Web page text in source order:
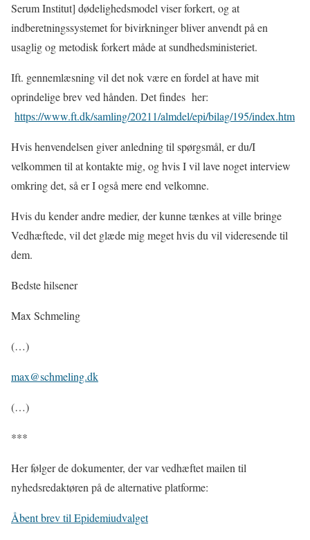
Serum Institut] dødelighedsmodel viser forkert, og at
indberetningssystemet for bivirkninger bliver anvendt på en
usaglig og metodisk forkert måde at sundhedsministeriet.
Ift. gennemlæsning vil det nok være en fordel at have mit
oprindelige brev ved hånden. Det findes her:
https://www.ft.dk/samling/20211/almdel/epi/bilag/195/index.htm
Hvis henvendelsen giver anledning til spørgsmål, er du/I
velkommen til at kontakte mig, og hvis I vil lave noget interview
omkring det, så er I også mere end velkomne.
Hvis du kender andre medier, der kunne tænkes at ville bringe
Vedhæftede, vil det glæde mig meget hvis du vil videresende til
dem.
Bedste hilsener
Max Schmeling
(…)
max@schmeling.dk
(…)
***
Her følger de dokumenter, der var vedhæftet mailen til
nyhedsredaktøren på de alternative platforme:
Åbent brev til Epidemiudvalget